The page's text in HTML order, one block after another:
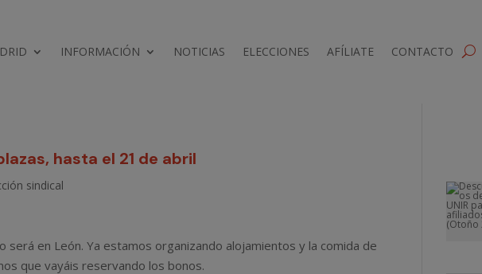
INFORMACIÓN NOTICIAS ELECCIONES AFÍLIATE CONTACTO
hasta el 21 de abril
sindical
será en León. Ya estamos organizando alojamientos y la comida de
que vayáis reservando los bonos.